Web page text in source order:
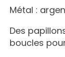
Métal :
Des
boucles